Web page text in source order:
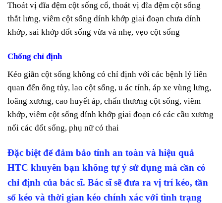
Thoát vị đĩa đệm cột sống cổ, thoát vị đĩa đệm cột sống
thắt lưng, viêm cột sống dính khớp giai đoạn chưa dính
khớp, sai khớp đốt sống vừa và nhẹ, vẹo cột sống
Chống chỉ định
Kéo giãn cột sống không có chỉ định với các bệnh lý liên
quan đến ống tủy, lao cột sống, u ác tính, áp xe vùng lưng,
loãng xương, cao huyết áp, chấn thương cột sống, viêm
khớp, viêm cột sống dính khớp giai đoạn có các cầu xương
nối các đốt sống, phụ nữ có thai
Đặc biệt để đảm bảo tính an toàn và hiệu quả
HTC khuyên bạn không tự ý sử dụng mà cần có
chỉ định của bác sĩ. Bác sĩ sẽ đưa ra vị trí kéo, tần
số kéo và thời gian kéo chính xác với tình trạng